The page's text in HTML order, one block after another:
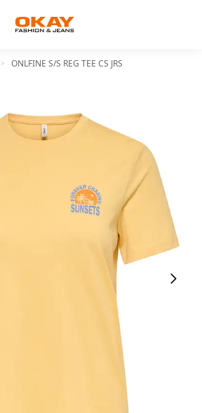
> ONLFINE S/S REG TEE CS JRS